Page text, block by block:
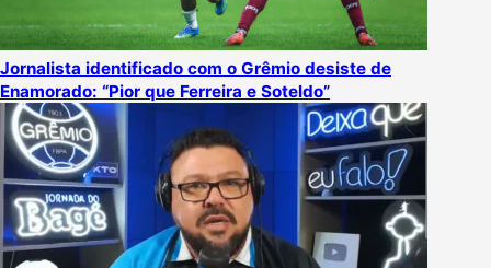
Jornalista identificado com o Grêmio desiste de
Enamorado: “Pior que Ferreira e Soteldo”